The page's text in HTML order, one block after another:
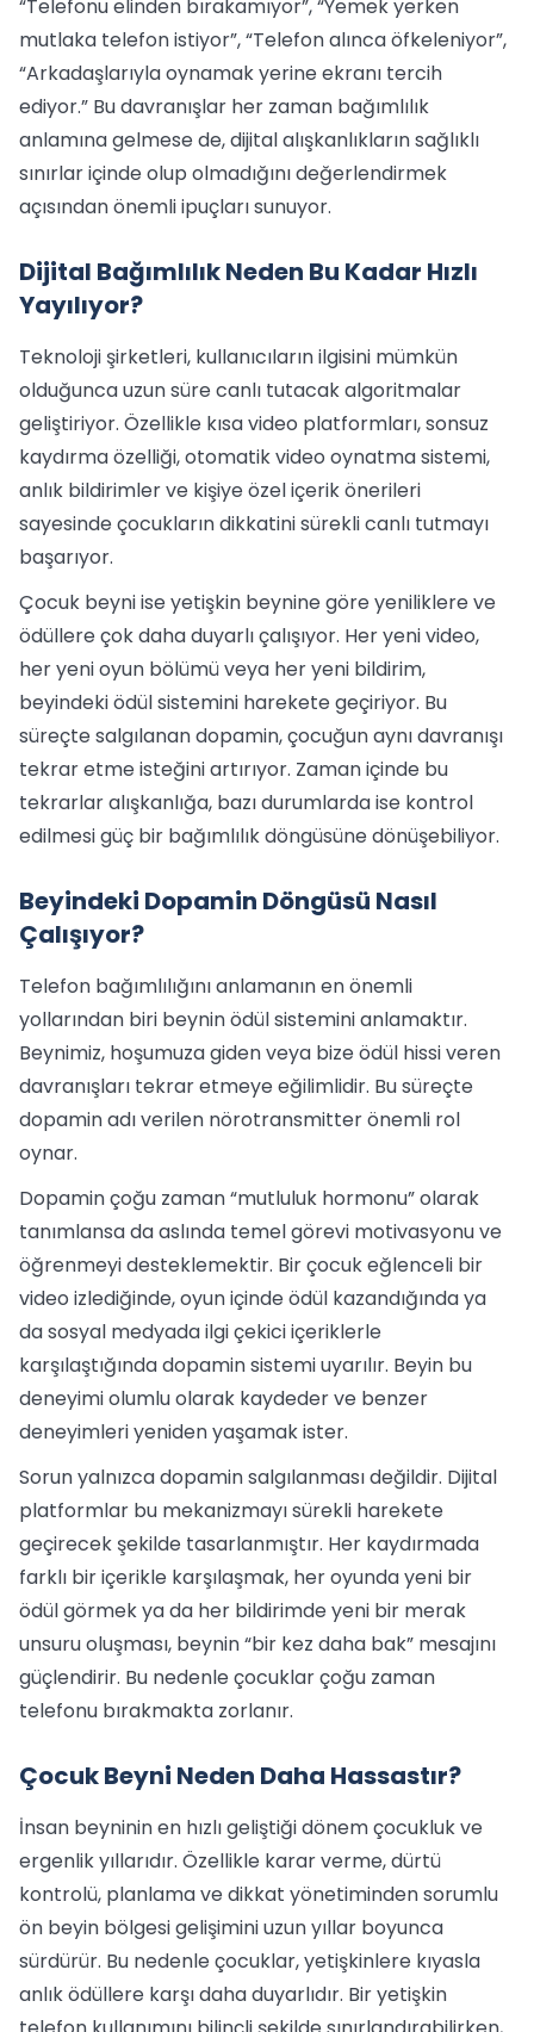
“Telefonu elinden bırakamıyor”, “Yemek yerken
mutlaka telefon istiyor”, “Telefon alınca öfkeleniyor”,
“Arkadaşlarıyla oynamak yerine ekranı tercih
ediyor.” Bu davranışlar her zaman bağımlılık
anlamına gelmese de, dijital alışkanlıkların sağlıklı
sınırlar içinde olup olmadığını değerlendirmek
açısından önemli ipuçları sunuyor.
Dijital Bağımlılık Neden Bu Kadar Hızlı
Yayılıyor?
Teknoloji şirketleri, kullanıcıların ilgisini mümkün
olduğunca uzun süre canlı tutacak algoritmalar
geliştiriyor. Özellikle kısa video platformları, sonsuz
kaydırma özelliği, otomatik video oynatma sistemi,
anlık bildirimler ve kişiye özel içerik önerileri
sayesinde çocukların dikkatini sürekli canlı tutmayı
başarıyor.
Çocuk beyni ise yetişkin beynine göre yeniliklere ve
ödüllere çok daha duyarlı çalışıyor. Her yeni video,
her yeni oyun bölümü veya her yeni bildirim,
beyindeki ödül sistemini harekete geçiriyor. Bu
süreçte salgılanan dopamin, çocuğun aynı davranışı
tekrar etme isteğini artırıyor. Zaman içinde bu
tekrarlar alışkanlığa, bazı durumlarda ise kontrol
edilmesi güç bir bağımlılık döngüsüne dönüşebiliyor.
Beyindeki Dopamin Döngüsü Nasıl
Çalışıyor?
Telefon bağımlılığını anlamanın en önemli
yollarından biri beynin ödül sistemini anlamaktır.
Beynimiz, hoşumuza giden veya bize ödül hissi veren
davranışları tekrar etmeye eğilimlidir. Bu süreçte
dopamin adı verilen nörotransmitter önemli rol
oynar.
Dopamin çoğu zaman “mutluluk hormonu” olarak
tanımlansa da aslında temel görevi motivasyonu ve
öğrenmeyi desteklemektir. Bir çocuk eğlenceli bir
video izlediğinde, oyun içinde ödül kazandığında ya
da sosyal medyada ilgi çekici içeriklerle
karşılaştığında dopamin sistemi uyarılır. Beyin bu
deneyimi olumlu olarak kaydeder ve benzer
deneyimleri yeniden yaşamak ister.
Sorun yalnızca dopamin salgılanması değildir. Dijital
platformlar bu mekanizmayı sürekli harekete
geçirecek şekilde tasarlanmıştır. Her kaydırmada
farklı bir içerikle karşılaşmak, her oyunda yeni bir
ödül görmek ya da her bildirimde yeni bir merak
unsuru oluşması, beynin “bir kez daha bak” mesajını
güçlendirir. Bu nedenle çocuklar çoğu zaman
telefonu bırakmakta zorlanır.
Çocuk Beyni Neden Daha Hassastır?
İnsan beyninin en hızlı geliştiği dönem çocukluk ve
ergenlik yıllarıdır. Özellikle karar verme, dürtü
kontrolü, planlama ve dikkat yönetiminden sorumlu
ön beyin bölgesi gelişimini uzun yıllar boyunca
sürdürür. Bu nedenle çocuklar, yetişkinlere kıyasla
anlık ödüllere karşı daha duyarlıdır. Bir yetişkin